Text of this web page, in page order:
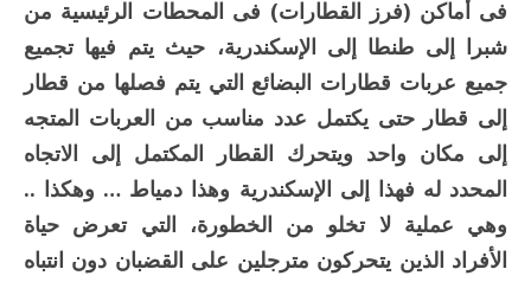
فى أماكن (فرز القطارات) فى المحطات الرئيسية من
شبرا إلى طنطا إلى الإسكندرية، حيث يتم فيها تجميع
جميع عربات قطارات البضائع التي يتم فصلها من قطار
إلى قطار حتى يكتمل عدد مناسب من العربات المتجه
إلى مكان واحد ويتحرك القطار المكتمل إلى الاتجاه
المحدد له فهذا إلى الإسكندرية وهذا دمياط … وهكذا ..
وهي عملية لا تخلو من الخطورة، التي تعرض حياة
الأفراد الذين يتحركون مترجلين على القضبان دون انتباه